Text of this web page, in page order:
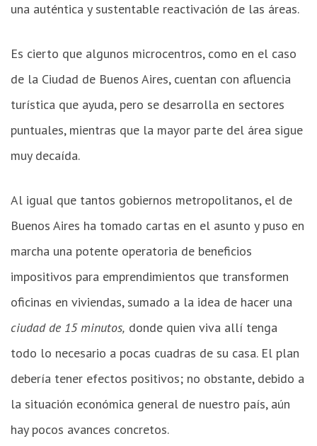
una auténtica y sustentable reactivación de las áreas.
Es cierto que algunos microcentros, como en el caso
de la Ciudad de Buenos Aires, cuentan con afluencia
turística que ayuda, pero se desarrolla en sectores
puntuales, mientras que la mayor parte del área sigue
muy decaída.
Al igual que tantos gobiernos metropolitanos, el de
Buenos Aires ha tomado cartas en el asunto y puso en
marcha una potente operatoria de beneficios
impositivos para emprendimientos que transformen
oficinas en viviendas, sumado a la idea de hacer una
ciudad de 15 minutos, donde quien viva allí tenga
todo lo necesario a pocas cuadras de su casa. El plan
debería tener efectos positivos; no obstante, debido a
la situación económica general de nuestro país, aún
hay pocos avances concretos.